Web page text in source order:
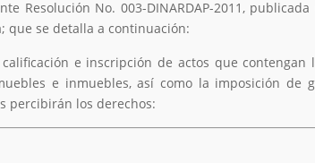
Resolución No. 003-DINARDAP-2011,
que se detalla a continuación:
e inscripción de actos que
e inmuebles, así como la imposición
percibirán los derechos: